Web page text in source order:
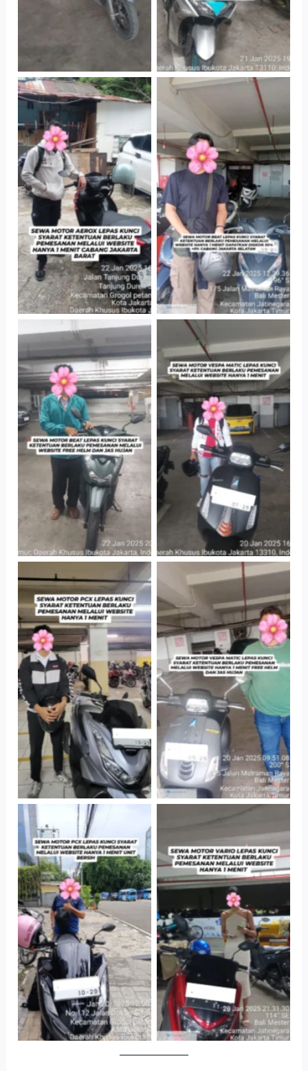
Cabang Jakarta
Barat
Cityplaza
Jatinegara Gedung
Parkir P6A
Cityplaza
Jatinegara Gedung
Parkir P6A
Cityplaza
Jatinegara Gedung
Parkir P6A
Hotel Kartika
Chandra, Jakarta
Selatan
Cityplaza
Jatinegara Gedung
Parkir P6A
Antar Jemput
Kendaraan
Cityplaza
Jatinegara Gedung
Parkir P6A